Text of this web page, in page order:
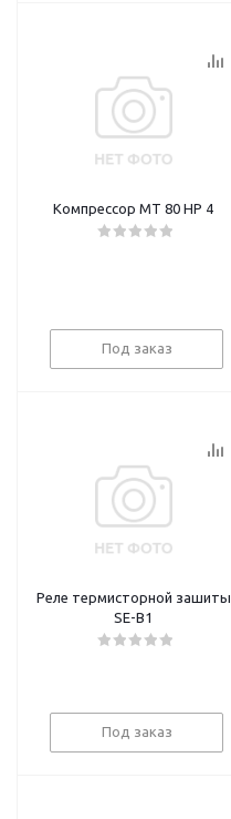
Компрессор MT 80 HP 4
Под заказ
Реле термисторной зашиты
SE-B1
Под заказ